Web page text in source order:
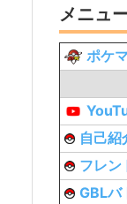
メニュ
ポケ
自己紹
フレン
GBLバ